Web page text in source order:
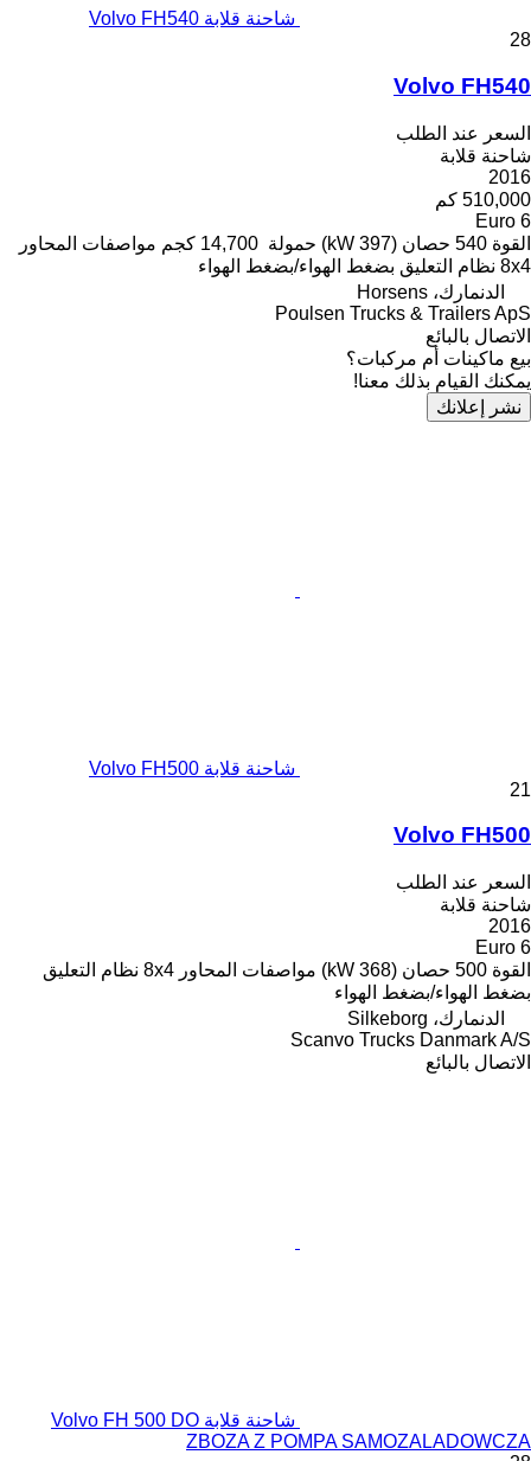
شاحنة قلابة Volvo FH540
28
Volvo FH540
السعر عند الطلب
شاحنة قلابة
2016
510,000 كم
Euro 6
القوة 540 حصان (397 kW) حمولة 14,700 كجم
مواصفات المحاور
8x4 نظام التعليق بضغط الهواء/بضغط الهواء
الدنمارك، Horsens
Poulsen Trucks & Trailers ApS
الاتصال بالبائع
بيع ماكينات أم مركبات؟
يمكنك القيام بذلك معنا!
نشر إعلانك
شاحنة قلابة Volvo FH500
21
Volvo FH500
السعر عند الطلب
شاحنة قلابة
2016
Euro 6
القوة 500 حصان (368 kW) مواصفات المحاور 8x4 نظام التعليق
بضغط الهواء/بضغط الهواء
الدنمارك، Silkeborg
Scanvo Trucks Danmark A/S
الاتصال بالبائع
شاحنة قلابة Volvo FH 500 DO
ZBOZA Z POMPA SAMOZALADOWCZA